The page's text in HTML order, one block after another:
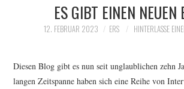
WPK SCHULBLOG MIT
FOTOALBUM: FOTOS SEIT
ES GIBT EINEN NEUEN
12. FEBRUAR 2023 ERS HINTERLASSE
Diesen Blog gibt es nun seit unglaublichen zehn
langen Zeitspanne haben sich eine Reihe von